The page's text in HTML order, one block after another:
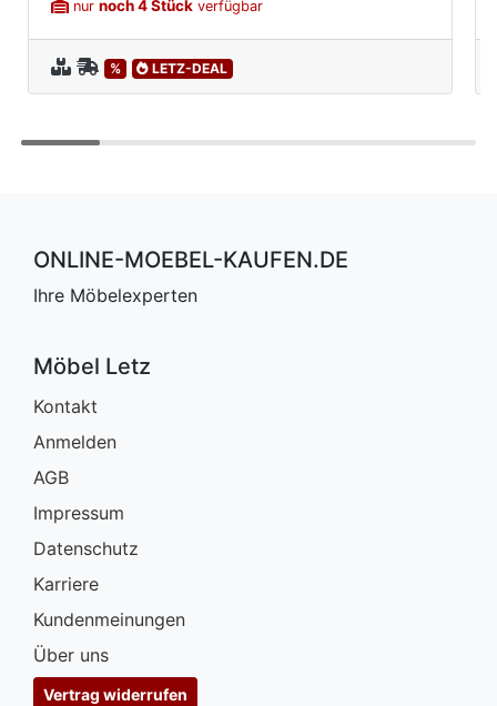
nur noch 4 Stück verfügbar
% LETZ-DEAL
ONLINE-MOEBEL-KAUFEN.DE
Ihre Möbelexperten
Möbel Letz
Kontakt
Anmelden
AGB
Impressum
Datenschutz
Karriere
Kundenmeinungen
Über uns
Vertrag widerrufen